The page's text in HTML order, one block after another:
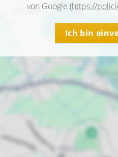
von Google (https://
Ich bin